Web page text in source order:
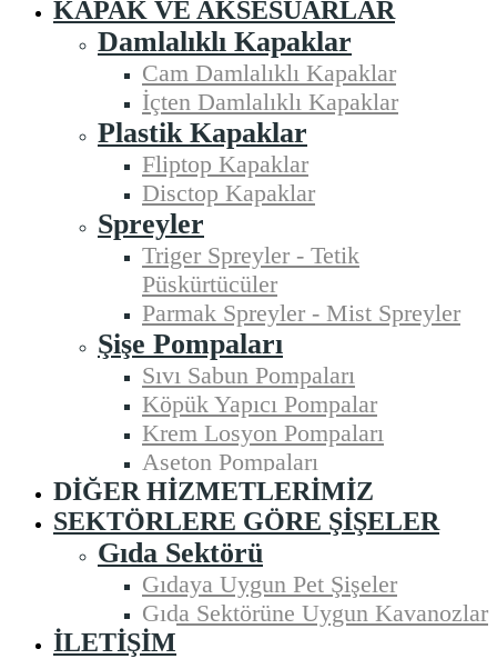
KAPAK VE AKSESUARLAR
Damlalıklı Kapaklar
Cam Damlalıklı Kapaklar
İçten Damlalıklı Kapaklar
Plastik Kapaklar
Fliptop Kapaklar
Disctop Kapaklar
Spreyler
Triger Spreyler - Tetik
Püskürtücüler
Parmak Spreyler - Mist Spreyler
Şişe Pompaları
Sıvı Sabun Pompaları
Köpük Yapıcı Pompalar
Krem Losyon Pompaları
Aseton Pompaları
DIĞER HIZMETLERIMIZ
SEKTÖRLERE GÖRE ŞIŞELER
Gıda Sektörü
Gıdaya Uygun Pet Şişeler
Gıda Sektörüne Uygun Kavanozlar
İLETIŞIM